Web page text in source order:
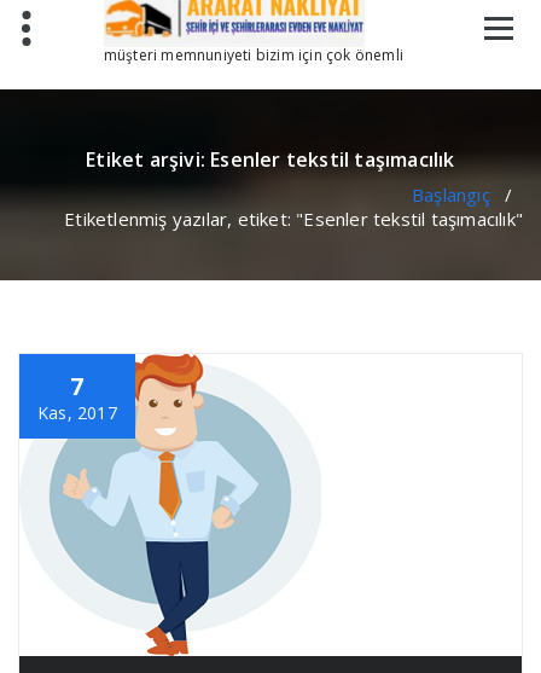
müşteri memnuniyeti bizim için çok önemli
Etiket arşivi: Esenler tekstil taşımacılık
Başlangıç/
Etiketlenmiş yazılar, etiket: "Esenler tekstil taşımacılık"
7
Kas, 2017